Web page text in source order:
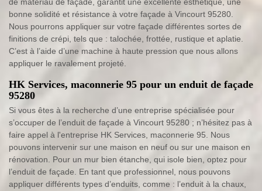
de matériau de façade, garantit une excellente esthétique, une
bonne solidité et résistance à votre façade à Vincourt 95280.
Nous pourrons appliquer sur votre façade différentes sortes de
finitions de crépi, tels que : talochée, frottée, rustique et aplatie.
C’est à l’aide d’une machine à haute pression que nous allons
appliquer le ravalement projeté.
HK Services, maconnerie 95 pour un enduit de façade
95280
Si vous êtes à la recherche d’une entreprise spécialisée pour
s’occuper de l’enduit de façade à Vincourt 95280 ; n’hésitez pas à
faire appel à l'entreprise HK Services, maconnerie 95. Nous
pouvons intervenir sur une maison en neuf ou sur une maison en
rénovation. Pour un mur bien étanche, qui isole bien, optez pour
l’enduit de façade. En tant que professionnel, nous pouvons
appliquer différents types d’enduits, comme : l’enduit à la chaux,